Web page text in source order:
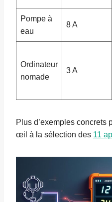
Pompe à
eau
8 A
Ordinateur
nomade
3 A
Plus d’exemples concrets
œil à la sélection des 11